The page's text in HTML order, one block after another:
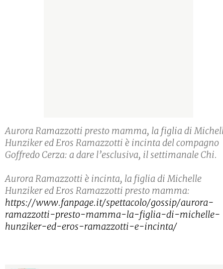
Aurora Ramazzotti presto mamma, la figlia di
Hunziker ed Eros Ramazzotti è incinta del compagno
Goffredo Cerza: a dare l’esclusiva, il settimanale Chi.
Aurora Ramazzotti è incinta, la figlia di Michelle
Hunziker ed Eros Ramazzotti presto mamma:
https://www.fanpage.it/spettacolo/gossip/aurora-
ramazzotti-presto-mamma-la-figlia-di-michelle-
hunziker-ed-eros-ramazzotti-e-incinta/